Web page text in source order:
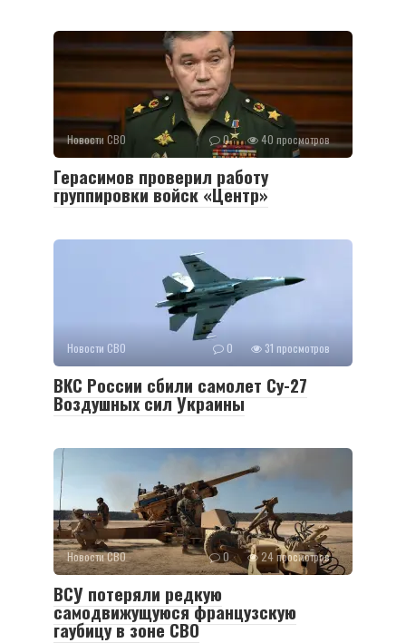
Новости СВО 0 40 просмотров
Герасимов проверил работу
группировки войск «Центр»
Новости СВО 0 31 просмотров
ВКС России сбили самолет Су-27
Воздушных сил Украины
Новости СВО 0 24 просмотров
ВСУ потеряли редкую
самодвижущуюся французскую
гаубицу в зоне СВО